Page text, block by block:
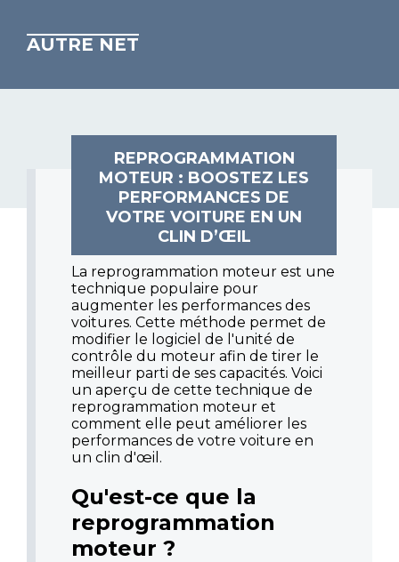
AUTRE NET
REPROGRAMMATION
MOTEUR : BOOSTEZ LES
PERFORMANCES DE
VOTRE VOITURE EN UN
CLIN D’ŒIL
La reprogrammation moteur est une
technique populaire pour
augmenter les performances des
voitures. Cette méthode permet de
modifier le logiciel de l'unité de
contrôle du moteur afin de tirer le
meilleur parti de ses capacités. Voici
un aperçu de cette technique de
reprogrammation moteur et
comment elle peut améliorer les
performances de votre voiture en
un clin d'œil.
Qu'est-ce que la
reprogrammation
moteur ?